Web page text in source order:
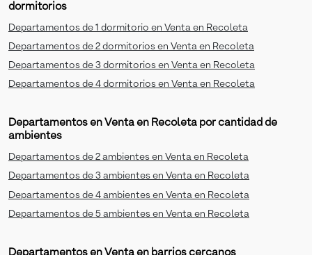
dormitorios
Departamentos de 1 dormitorio en Venta en Recoleta
Departamentos de 2 dormitorios en Venta en Recoleta
Departamentos de 3 dormitorios en Venta en Recoleta
Departamentos de 4 dormitorios en Venta en Recoleta
Departamentos en Venta en Recoleta por cantidad de
ambientes
Departamentos de 2 ambientes en Venta en Recoleta
Departamentos de 3 ambientes en Venta en Recoleta
Departamentos de 4 ambientes en Venta en Recoleta
Departamentos de 5 ambientes en Venta en Recoleta